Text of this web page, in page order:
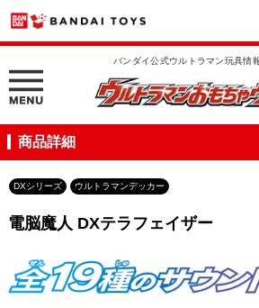
バンダイ公式ウルトラマン玩具情
商品詳細
DXシリーズ ウルトラマンデッカー
電脳魔人 DXテラフェイザー